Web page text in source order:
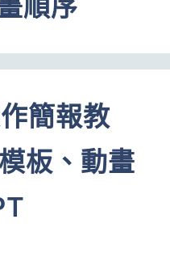
順序
簡報教
板、動畫